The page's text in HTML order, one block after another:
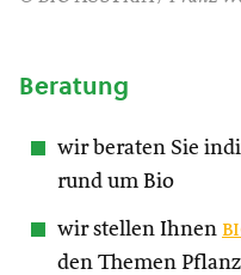
Beratung
wir beraten Sie
rund um Bio
wir stellen Ihnen
den Themen